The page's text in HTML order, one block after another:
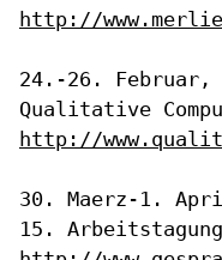
http://
24.-26.
http://
30. Maerz-1.